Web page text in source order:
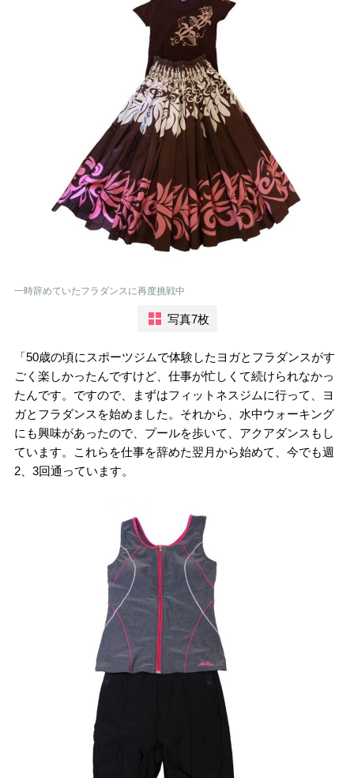
一時辞めていたフラダンスに再度挑戦中
写真7枚
「50歳の頃にスポーツジムで体験したヨガとフラダンスがす
ごく楽しかったんですけど、仕事が忙しくて続けられなかっ
たんです。ですので、まずはフィットネスジムに行って、ヨ
ガとフラダンスを始めました。それから、水中ウォーキング
にも興味があったので、プールを歩いて、アクアダンスもし
ています。これらを仕事を辞めた翌月から始めて、今でも週
2、3回通っています。